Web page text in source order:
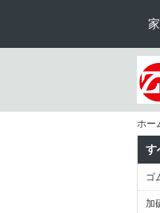
家
ホー
す
ゴ
加